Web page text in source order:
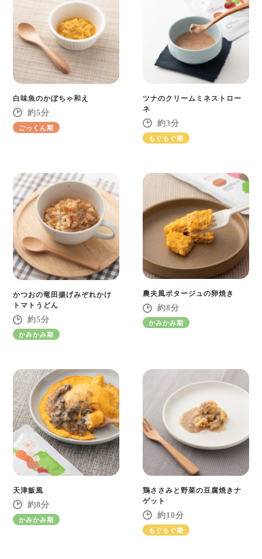
白味魚のかぼちゃ和え
5
ごっくん期
ツナのクリームミネストロー
ネ
3
もぐもぐ期
かつおの竜田揚げみぞれかけ
トマトうどん
5
かみかみ期
農夫風ポタージュの卵焼き
8
かみかみ期
天津飯風
8
かみかみ期
鶏ささみと野菜の豆腐焼きナ
ゲット
10
もぐもぐ期